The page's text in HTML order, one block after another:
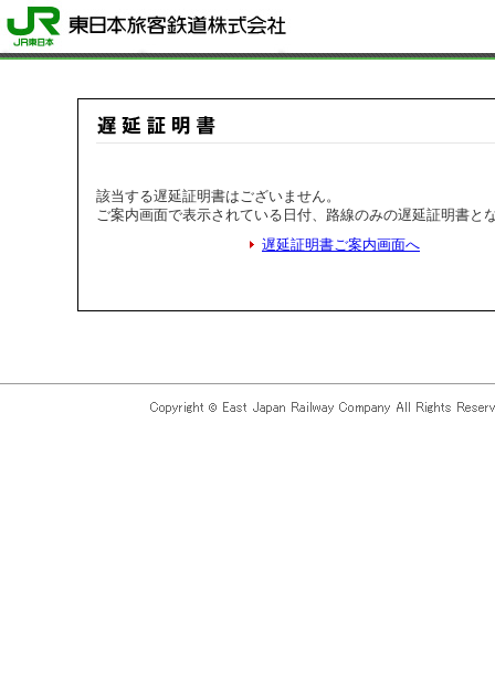
該当する遅延証明書はございません。
ご案内画面で表示されている日付、路線のみの遅延証明書と
遅延証明書ご案内画面へ